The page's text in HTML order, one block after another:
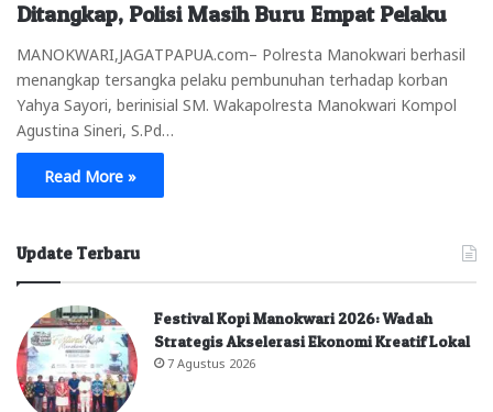
Ditangkap, Polisi Masih Buru Empat Pelaku
MANOKWARI,JAGATPAPUA.com– Polresta Manokwari berhasil
menangkap tersangka pelaku pembunuhan terhadap korban
Yahya Sayori, berinisial SM. Wakapolresta Manokwari Kompol
Agustina Sineri, S.Pd…
Read More »
Update Terbaru
Festival Kopi Manokwari 2026: Wadah
Strategis Akselerasi Ekonomi Kreatif Lokal
7 Agustus 2026